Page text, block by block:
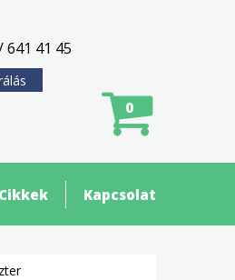
641 41 45
0
Cikkek Kapcsolat